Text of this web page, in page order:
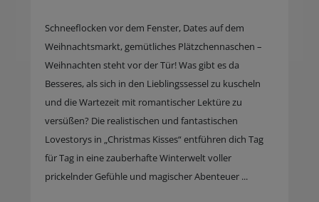
Schneeflocken vor dem Fenster, Dates auf dem
Weihnachtsmarkt, gemütliches Plätzchennaschen –
Weihnachten steht vor der Tür! Was gibt es da
Besseres, als sich in den Lieblingssessel zu kuscheln
und die Wartezeit mit romantischer Lektüre zu
versüßen? Die realistischen und fantastischen
Lovestorys in „Christmas Kisses“ entführen dich Tag
für Tag in eine zauberhafte Winterwelt voller
prickelnder Gefühle und magischer Abenteuer ...